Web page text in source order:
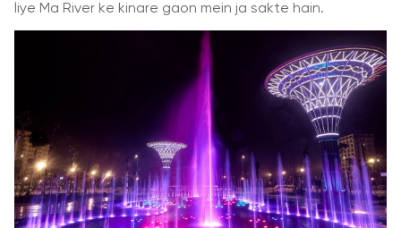
liye Ma River ke kinare gaon mein ja sakte hain.